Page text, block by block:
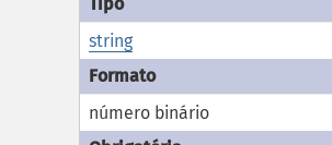
string
número binário